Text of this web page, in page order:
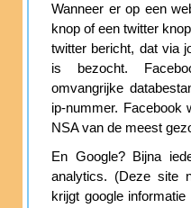
Wanneer er op een
knop of een twitter
twitter bericht, dat via
is bezocht.
omvangrijke
ip-nummer. Facebook
NSA van de meest
En Google? Bijna
analytics. (Deze site
krijgt google